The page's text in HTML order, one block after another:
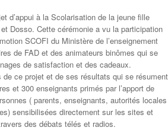
d’appui à la Scolarisation de la jeune fille
Dosso. Cette cérémonie a vu la participation
SCOFI du Ministère de l’enseignement
de FAD et des animateurs binômes qui se
de satisfaction et des cadeaux.
ce projet et de ses résultats qui se résument
et 300 enseignants primés par l’apport de
( parents, enseignants, autorités locales
sensibilisées directement sur les sites et
des débats télés et radios.